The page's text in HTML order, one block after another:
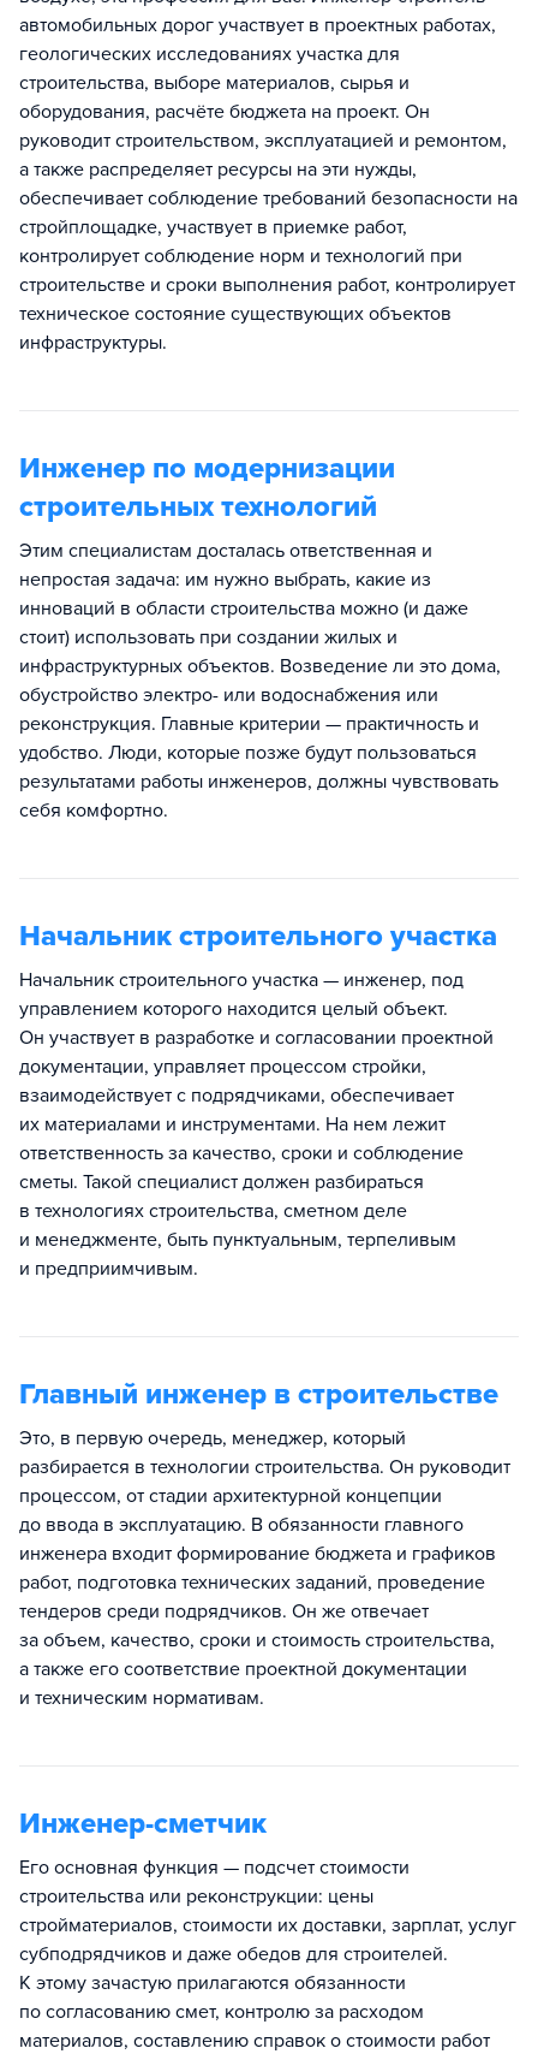
автомобильных дорог участвует в проектных работах,
геологических исследованиях участка для
строительства, выборе материалов, сырья и
оборудования, расчёте бюджета на проект. Он
руководит строительством, эксплуатацией и ремонтом,
а также распределяет ресурсы на эти нужды,
обеспечивает соблюдение требований безопасности на
стройплощадке, участвует в приемке работ,
контролирует соблюдение норм и технологий при
строительстве и сроки выполнения работ, контролирует
техническое состояние существующих объектов
инфраструктуры.
Инженер по модернизации
строительных технологий
Этим специалистам досталась ответственная и
непростая задача: им нужно выбрать, какие из
инноваций в области строительства можно (и даже
стоит) использовать при создании жилых и
инфраструктурных объектов. Возведение ли это дома,
обустройство электро- или водоснабжения или
реконструкция. Главные критерии — практичность и
удобство. Люди, которые позже будут пользоваться
результатами работы инженеров, должны чувствовать
себя комфортно.
Начальник строительного участка
Начальник строительного участка — инженер, под
управлением которого находится целый объект.
Он участвует в разработке и согласовании проектной
документации, управляет процессом стройки,
взаимодействует с подрядчиками, обеспечивает
их материалами и инструментами. На нем лежит
ответственность за качество, сроки и соблюдение
сметы. Такой специалист должен разбираться
в технологиях строительства, сметном деле
и менеджменте, быть пунктуальным, терпеливым
и предприимчивым.
Главный инженер в строительстве
Это, в первую очередь, менеджер, который
разбирается в технологии строительства. Он руководит
процессом, от стадии архитектурной концепции
до ввода в эксплуатацию. В обязанности главного
инженера входит формирование бюджета и графиков
работ, подготовка технических заданий, проведение
тендеров среди подрядчиков. Он же отвечает
за объем, качество, сроки и стоимость строительства,
а также его соответствие проектной документации
и техническим нормативам.
Инженер-сметчик
Его основная функция — подсчет стоимости
строительства или реконструкции: цены
стройматериалов, стоимости их доставки, зарплат, услуг
субподрядчиков и даже обедов для строителей.
К этому зачастую прилагаются обязанности
по согласованию смет, контролю за расходом
материалов, составлению справок о стоимости работ